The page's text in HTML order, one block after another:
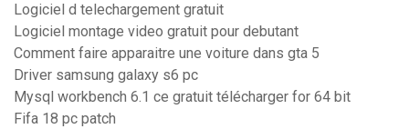
Logiciel d telechargement gratuit
Logiciel montage video gratuit pour debutant
Comment faire apparaitre une voiture dans gta 5
Driver samsung galaxy s6 pc
Mysql workbench 6.1 ce gratuit télécharger for 64 bit
Fifa 18 pc patch